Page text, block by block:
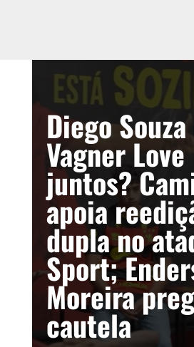
Diego
Vagner Love
juntos?
apoia
dupla no
Sport;
Moreira
cautela